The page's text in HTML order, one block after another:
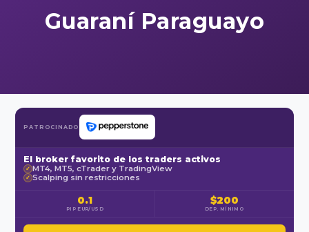
Guaraní Paraguayo
PATROCINADO
El broker favorito de los traders activos
✓ MT4, MT5, cTrader y TradingView
✓ Scalping sin restricciones
0.1
PIP EUR/USD
$200
DEP. MÍNIMO